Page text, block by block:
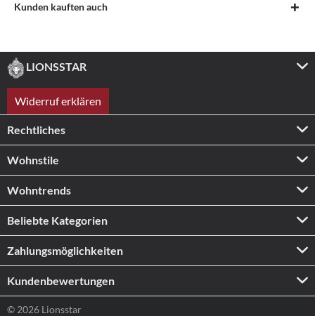
Kunden kauften auch
LIONSSTAR
Widerruf erklären
Rechtliches
Wohnstile
Wohntrends
Beliebte Kategorien
Zahlungs­möglichkeiten
Kundenbewertungen
© 2026 Lionsstar